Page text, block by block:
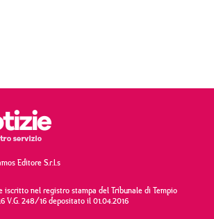
Editore S.r.l.s
iscritto nel registro stampa del Tribunale di Tempio
V.G. 248/16 depositato il 01.04.2016